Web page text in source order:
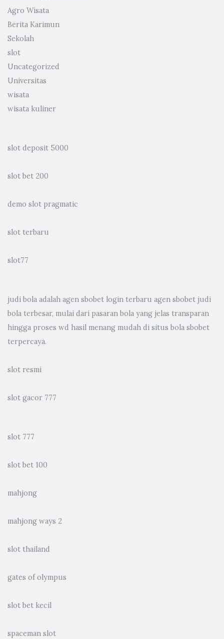
Agro Wisata
Berita Karimun
Sekolah
slot
Uncategorized
Universitas
wisata
wisata kuliner
slot deposit 5000
slot bet 200
demo slot pragmatic
slot terbaru
slot77
judi bola adalah agen sbobet login terbaru agen sbobet judi
bola terbesar, mulai dari pasaran bola yang jelas transparan
hingga proses wd hasil menang mudah di situs bola sbobet
terpercaya.
slot resmi
slot gacor 777
slot 777
slot bet 100
mahjong
mahjong ways 2
slot thailand
gates of olympus
slot bet kecil
spaceman slot